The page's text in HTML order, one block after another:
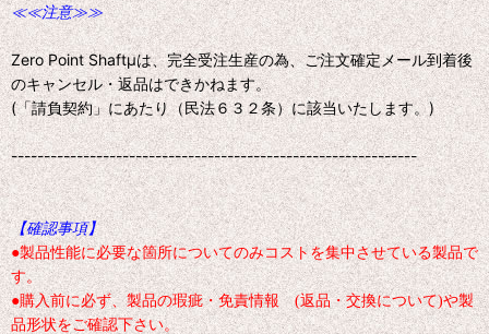
≪≪注意≫≫
Zero Point Shaftμは、完全受注生産の為、ご注文確定メール到着後
のキャンセル・返品はできかねます。
(「請負契約」にあたり（民法６３２条）に該当いたします。)
--------------------------------------------------------------
【確認事項】
●製品性能に必要な箇所についてのみコストを集中させている製品で
す。
●購入前に必ず、製品の瑕疵・免責情報 (返品・交換について)や製
品形状をご確認下さい。